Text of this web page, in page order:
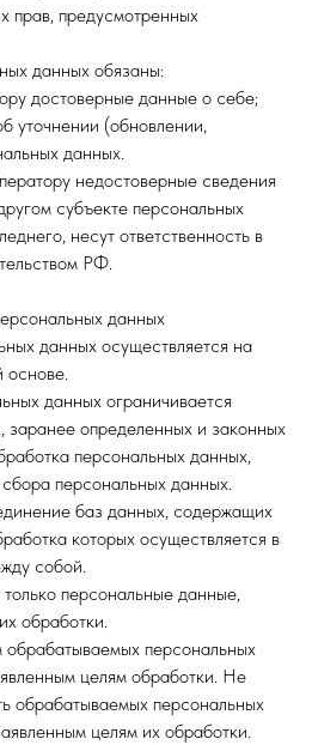
прав, предусмотренных
данных обязаны:
достоверные данные о себе;
уточнении (обновлении,
данных.
недостоверные сведения
субъекте персональных
несут ответственность в
РФ.
данных
данных осуществляется на
основе.
данных ограничивается
заранее определенных и законных
персональных данных,
персональных данных.
баз данных, содержащих
которых осуществляется в
собой.
персональные данные,
обработки.
персональных
целям обработки. Не
обрабатываемых персональных
целям их обработки.